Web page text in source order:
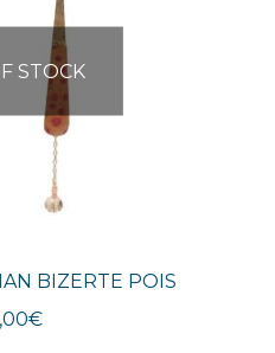
STOCK
BIZERTE POIS
€